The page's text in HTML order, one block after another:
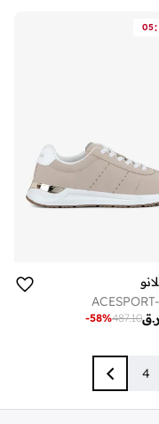
05:
ر.ق487.10
-58%
4